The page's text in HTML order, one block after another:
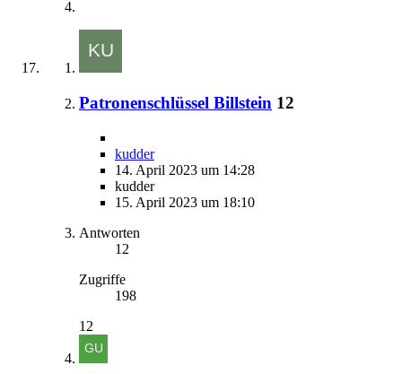
Patronenschlüssel Billstein 12
kudder
14. April 2023 um 14:28
kudder
15. April 2023 um 18:10
Antworten
12
Zugriffe
198
12